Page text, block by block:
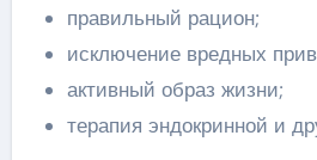
правильный рацион;
исключение вредных
активный образ жизни;
терапия эндокринной и